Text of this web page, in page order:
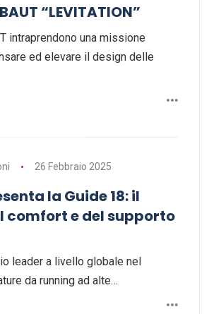
“LEVITATION”
intraprendono una missione
ed elevare il design delle
26 Febbraio 2025
la Guide 18: il
comfort e del supporto
leader a livello globale nel
da running ad alte…